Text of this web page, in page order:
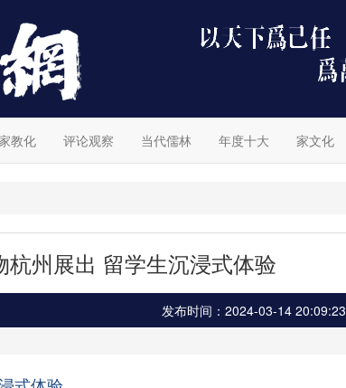
教化 评论观察 当代儒林 年度十大 家文化
州展出 留学生沉浸式体验
发布时间：2024-03-14 20:09:23